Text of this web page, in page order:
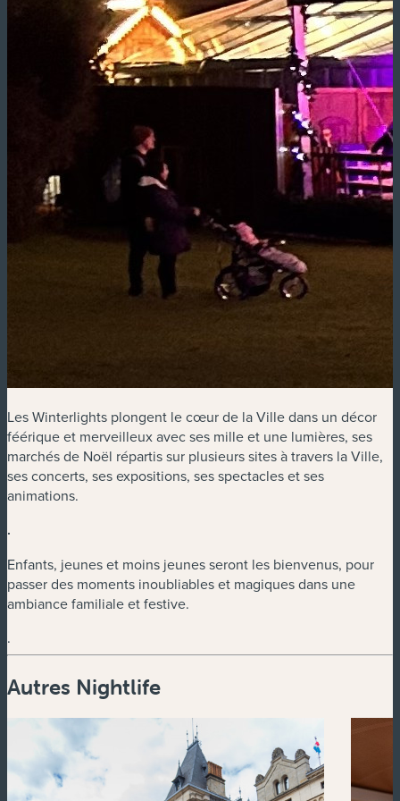
Les Winterlights plongent le cœur de la Ville dans un décor
féérique et merveilleux avec ses mille et une lumières, ses
marchés de Noël répartis sur plusieurs sites à travers la Ville,
ses concerts, ses expositions, ses spectacles et ses
animations.
.
Enfants, jeunes et moins jeunes seront les bienvenus, pour
passer des moments inoubliables et magiques dans une
ambiance familiale et festive.
.
Autres Nightlife